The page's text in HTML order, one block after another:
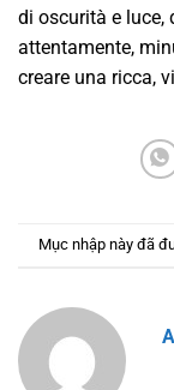
di oscurità e luce,
attentamente,
creare una ricca,
Mục nhập này đã